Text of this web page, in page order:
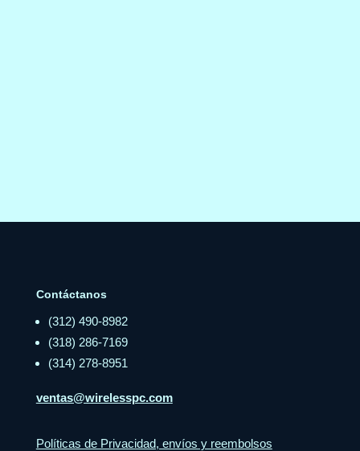
Contáctanos
(312) 490-8982
(318) 286-7169
(314) 278-8951
ventas@wirelesspc.com
Políticas de Privacidad, envíos y reembolsos